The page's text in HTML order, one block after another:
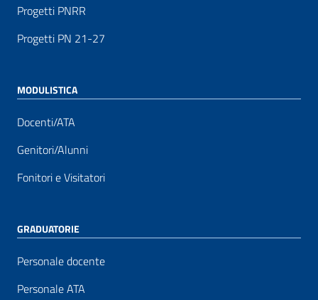
Progetti PNRR
Progetti PN 21-27
MODULISTICA
Docenti/ATA
Genitori/Alunni
Fonitori e Visitatori
GRADUATORIE
Personale docente
Personale ATA